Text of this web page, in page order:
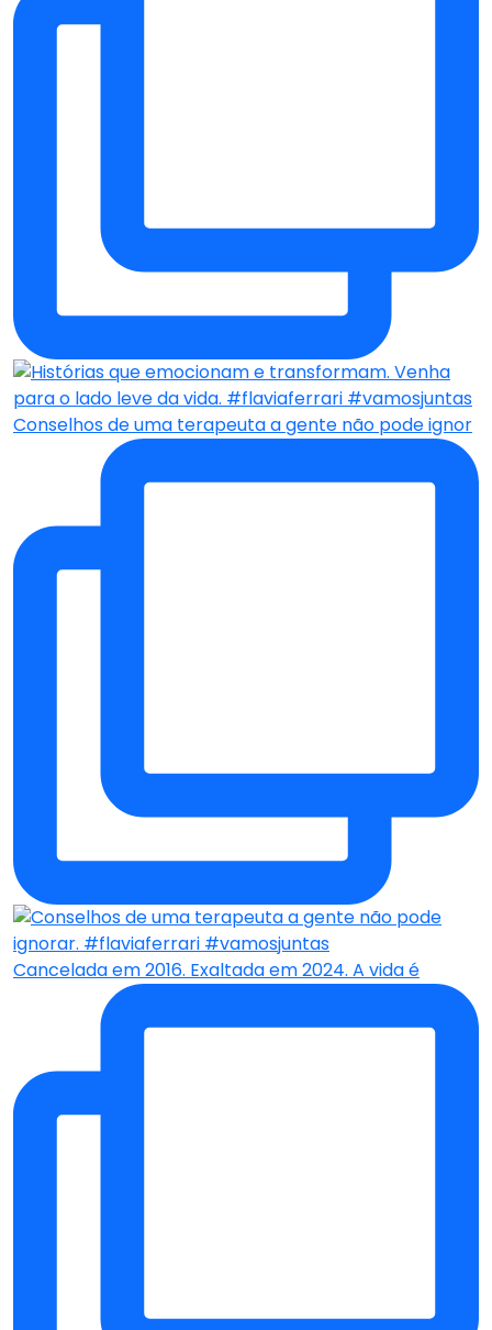
Conselhos de uma terapeuta a gente não pode ignor
Cancelada em 2016. Exaltada em 2024. A vida é